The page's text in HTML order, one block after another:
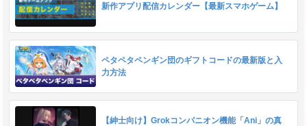
新作アプリ配信カレンダー【最新スマホゲーム】
ペタペタペンギン団のギフトコードの最新版と入
力方法
【紳士向け】Grokコンパニオン機能「Ani」の真